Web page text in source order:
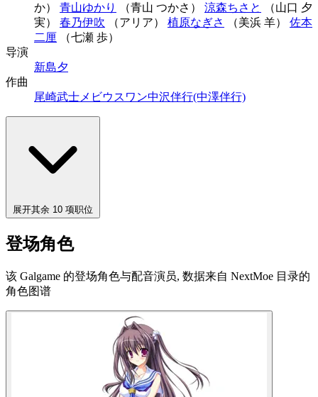
か） 青山ゆかり （青山 つかさ） 涼森ちさと
（山口 夕
実） 春乃伊吹 （アリア） 植原なぎさ （美浜 羊） 佐本
二厘 （七瀬 歩）
导演
新島夕
作曲
尾崎武士 メビウスワン中沢伴行(中澤伴行)
展开其余 10 项职位
登场角色
该 Galgame 的登场角色与配音演员, 数据来自 NextMoe 目录的
角色图谱